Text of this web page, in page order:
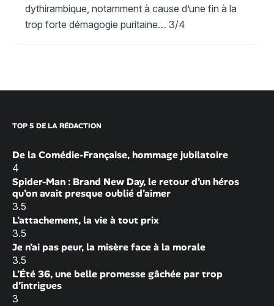
dythirambique, notamment à cause d’une fin à la
trop forte démagogie puritaine… 3/4
TOP 5 DE LA RÉDACTION
De la Comédie-Française, hommage jubilatoire
4
Spider-Man : Brand New Day, le retour d’un héros
qu’on avait presque oublié d’aimer
3.5
L’attachement, la vie à tout prix
3.5
Je n’ai pas peur, la misère face à la morale
3.5
L’Été 36, une belle promesse gâchée par trop
d’intrigues
3